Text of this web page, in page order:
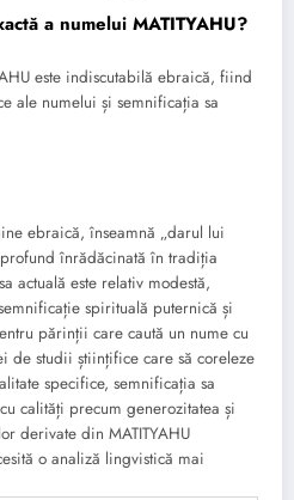
a numelui MATITYAHU?
este indiscutabilă ebraică, fiind
ale numelui și semnificația sa
ebraică, înseamnă „darul lui
înrădăcinată în tradiția
actuală este relativ modestă,
spirituală puternică și
părinții care caută un nume cu
de studii științifice care să coreleze
specifice, semnificația sa
calități precum generozitatea și
derivate din MATITYAHU
o analiză lingvistică mai